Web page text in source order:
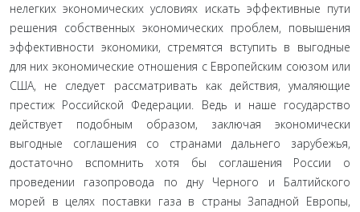
нелегких экономических условиях искать эффективные пути
решения собственных экономических проблем, повышения
эффективности экономики, стремятся вступить в выгодные
для них экономические отношения с Европейским союзом или
США, не следует рассматривать как действия, умаляющие
престиж Российской Федерации. Ведь и наше государство
действует подобным образом, заключая экономически
выгодные соглашения со странами дальнего зарубежья,
достаточно вспомнить хотя бы соглашения России о
проведении газопровода по дну Черного и Балтийского
морей в целях поставки газа в страны Западной Европы,